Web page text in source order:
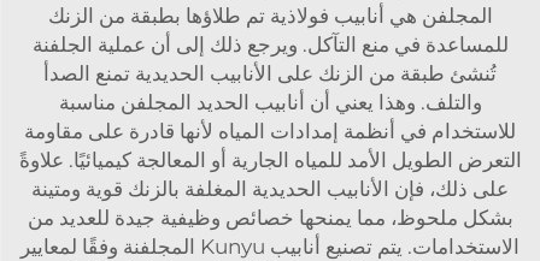
المجلفن هي أنابيب فولاذية تم طلاؤها بطبقة من الزنك
للمساعدة في منع التآكل. ويرجع ذلك إلى أن عملية الجلفنة
تُنشئ طبقة من الزنك على الأنابيب الحديدية تمنع الصدأ
والتلف. وهذا يعني أن أنابيب الحديد المجلفن مناسبة
للاستخدام في أنظمة إمدادات المياه لأنها قادرة على مقاومة
التعرض الطويل الأمد للمياه الجارية أو المعالجة كيميائيًا. علاوةً
على ذلك، فإن الأنابيب الحديدية المغلفة بالزنك قوية ومتينة
بشكل ملحوظ، مما يمنحها خصائص وظيفية جيدة للعديد من
الاستخدامات. يتم تصنيع أنابيب Kunyu المجلفنة وفقًا لمعايير